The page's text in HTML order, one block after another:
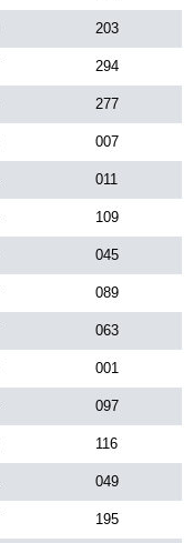
203
294
277
007
011
109
045
089
063
001
097
116
049
195